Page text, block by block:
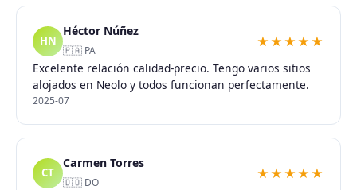
HN
Héctor Núñez
🇵🇦 PA
★★★★★
Excelente relación calidad-precio. Tengo varios sitios
alojados en Neolo y todos funcionan perfectamente.
2025-07
CT
Carmen Torres
🇩🇴 DO
★★★★★